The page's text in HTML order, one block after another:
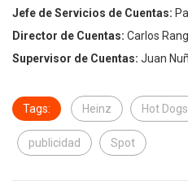
Jefe de Servicios de Cuentas:
Director de Cuentas: Carlos
Supervisor de Cuentas: Juan
Tags: Heinz Hot Dogs
publicidad Spot